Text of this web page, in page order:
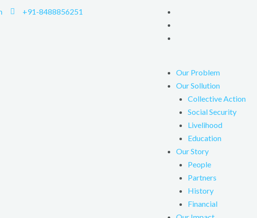
+91-8488856251
Our Problem
Our Sollution
Collective Action
Social Security
Livelihood
Education
Our Story
People
Partners
History
Financial